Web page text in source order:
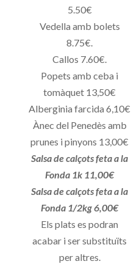
5.50€
Vedella amb bolets
8.75€.
Callos 7.60€.
Popets amb ceba i
tomàquet 13,50€
Alberginia farcida 6,10€
Ànec del Penedès amb
prunes i pinyons 13,00€
Salsa de calçots feta a la
Fonda 1k 11,00€
Salsa de calçots feta a la
Fonda 1/2kg 6,00€
Els plats es podran
acabar i ser substituïts
per altres.